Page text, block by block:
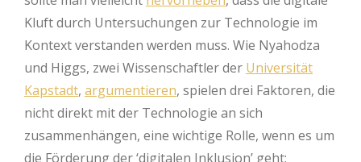
Kluft durch Untersuchungen zur Technologie im
Kontext verstanden werden muss. Wie Nyahodza
und Higgs, zwei Wissenschaftler der Universität
Kapstadt, argumentieren, spielen drei Faktoren, die
nicht direkt mit der Technologie an sich
zusammenhängen, eine wichtige Rolle, wenn es um
die Förderung der ‘digitalen Inklusion’ geht: